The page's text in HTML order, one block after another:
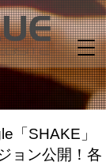
「SHAKE」
ョン公開！各